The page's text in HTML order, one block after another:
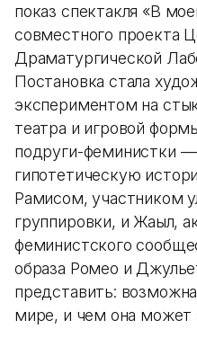
показ спектакля «В
совместного проекта
Драматургической
Постановка стала
экспериментом на
театра и игровой
подруги-феминистки —
гипотетическую
Рамисом, участником
группировки, и Жаңыл,
феминистского
образа Ромео и
представить:
мире, и чем она может